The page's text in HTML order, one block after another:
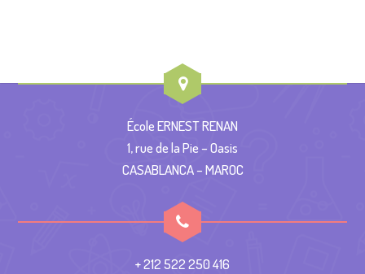
École ERNEST RENAN
1, rue de la Pie – Oasis
CASABLANCA – MAROC
+ 212 522 250 416